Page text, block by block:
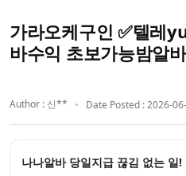
가라오케구인 ✅텔레
바수익 초보가능밤알바
Author : 신** Date Posted : 2026-
나나알바 당일지급 끊김 없는 일!